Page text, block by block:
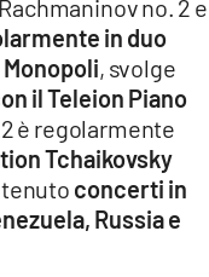
no. 2 e
in duo
, svolge
il Teleion Piano
è regolarmente
Tchaikovsky
tenuto concerti in
Russia e